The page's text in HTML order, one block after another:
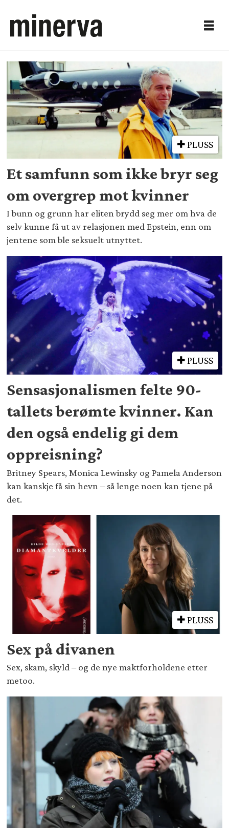
Tag:
metoo
PLUSS
Et samfunn som ikke bryr seg
om overgrep mot kvinner
I bunn og grunn har eliten brydd seg mer om hva de
selv kunne få ut av relasjonen med Epstein, enn om
jentene som ble seksuelt utnyttet.
PLUSS
Sensasjonalismen felte 90-
tallets berømte kvinner. Kan
den også endelig gi dem
oppreisning?
Britney Spears, Monica Lewinsky og Pamela Anderson
kan kanskje få sin hevn – så lenge noen kan tjene på
det.
PLUSS
Sex på divanen
Sex, skam, skyld – og de nye maktforholdene etter
metoo.